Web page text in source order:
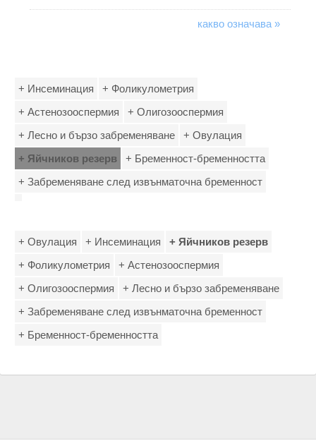
какво означава »
+ Инсеминация
+ Фоликулометрия
+ Астенозооспермия
+ Олигозооспермия
+ Лесно и бързо забременяване
+ Овулация
+ Яйчников резерв
+ Бременност-бременността
+ Забременяване след извънматочна бременност
+ Овулация + Инсеминация
+ Яйчников резерв
+ Фоликулометрия
+ Астенозооспермия
+ Олигозооспермия
+ Лесно и бързо забременяване
+ Забременяване след извънматочна бременност
+ Бременност-бременността